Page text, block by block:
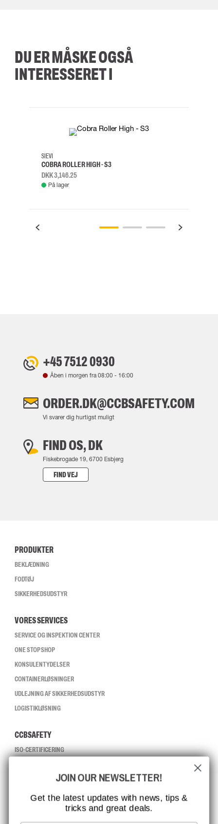
DU ER MÅSKE OGSÅ
INTERESSERET I
38
SIEVI
COBRA ROLLER HIGH - S3
DKK 3,146.25
På lager
+45 7512 0930
Åben i morgen fra08:00 - 16:00
ORDER.DK@CCBSAFETY.COM
Vi svarer dig hurtigst muligt
FIND OS, DK
Fiskebrogade 19, 6700 Esbjerg
FIND VEJ
PRODUKTER
BEKLÆDNING
FODTØJ
SIKKERHEDSUDSTYR
VORES SERVICES
SERVICE OG INSPEKTION CENTER
ONE STOP SHOP
KONSULENTYDELSER
CONTAINERLØSNINGER
UDLEJNING AF SIKKERHEDSUDSTYR
LOGISTIKLØSNING
CCBSAFETY
ISO-CERTIFICERING
MISSION, VISION OG VÆRDIER
KONTAKT
JOB HOS CCBSAFETY
JOIN OUR NEWSLETTER!
Get the latest updates with news, tips &
tricks and great deals.